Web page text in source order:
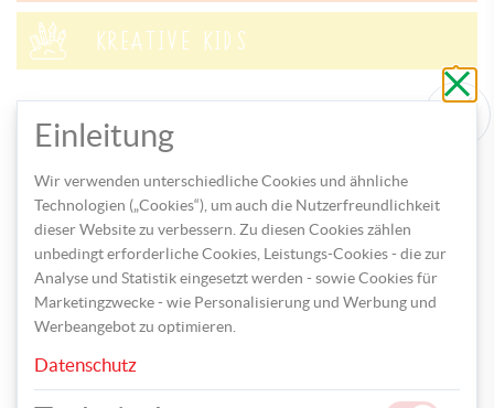
KREATIVE KIDS
BASTELN
ohne
zu
Einleitung
Wir verwenden unterschiedliche Cookies und ähnliche
Technologien („Cookies“), um auch die Nutzerfreundlichkeit
dieser Website zu verbessern. Zu diesen Cookies zählen
unbedingt erforderliche Cookies, Leistungs-Cookies - die zur
Analyse und Statistik eingesetzt werden - sowie Cookies für
Marketingzwecke - wie Personalisierung und Werbung und
Werbeangebot zu optimieren.
Datenschutz